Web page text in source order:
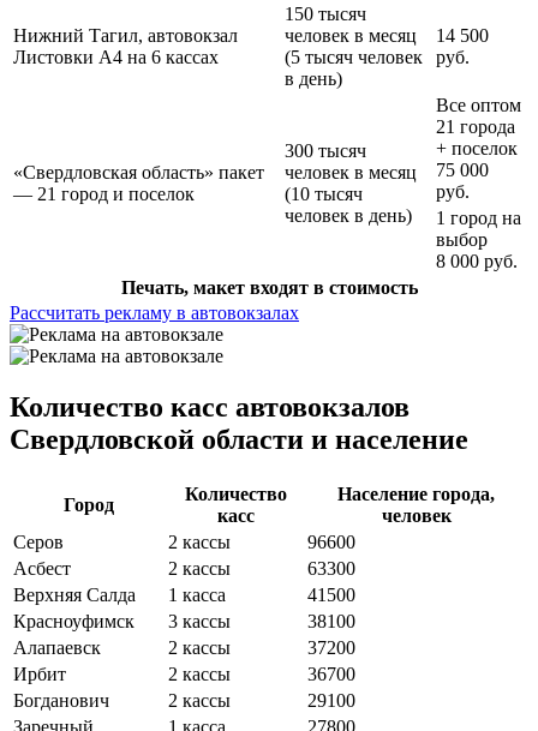
Нижний Тагил, автовокзал
Листовки А4 на 6 кассах
150 тысяч
человек в месяц
(5 тысяч человек
в день)
14 500
руб.
«Свердловская область» пакет
— 21 город и поселок
300 тысяч
человек в месяц
(10 тысяч
человек в день)
Все оптом
21 города
+ поселок
75 000
руб.
1 город на
выбор
8 000 руб.
Печать, макет входят в стоимость
Рассчитать рекламу в автовокзалах
Количество касс автовокзалов
Свердловской области и население
Город
Количество
касс
Население города,
человек
Серов
2 кассы
96600
Асбест
2 кассы
63300
Верхняя Салда
1 касса
41500
Красноуфимск
3 кассы
38100
Алапаевск
2 кассы
37200
Ирбит
2 кассы
36700
Богданович
2 кассы
29100
Заречный
1 касса
27800